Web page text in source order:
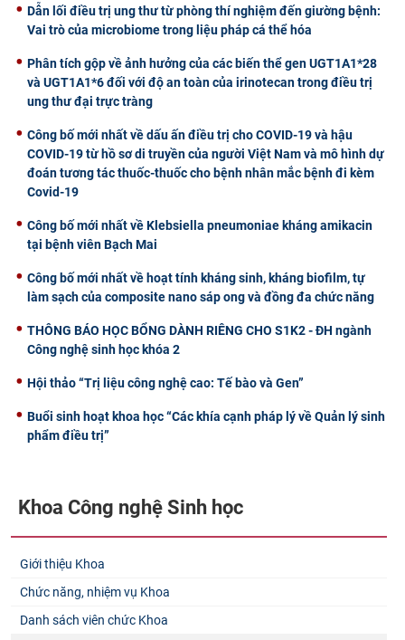
Dẫn lối điều trị ung thư từ phòng thí nghiệm đến giường bệnh:
Vai trò của microbiome trong liệu pháp cá thể hóa
Phân tích gộp về ảnh hưởng của các biến thể gen UGT1A1*28
và UGT1A1*6 đối với độ an toàn của irinotecan trong điều trị
ung thư đại trực tràng
Công bố mới nhất về dấu ấn điều trị cho COVID-19 và hậu
COVID-19 từ hồ sơ di truyền của người Việt Nam và mô hình dự
đoán tương tác thuốc-thuốc cho bệnh nhân mắc bệnh đi kèm
Covid-19
Công bố mới nhất về Klebsiella pneumoniae kháng amikacin
tại bệnh viên Bạch Mai
Công bố mới nhất về hoạt tính kháng sinh, kháng biofilm, tự
làm sạch của composite nano sáp ong và đồng đa chức năng
THÔNG BÁO HỌC BỔNG DÀNH RIÊNG CHO S1K2 - ĐH ngành
Công nghệ sinh học khóa 2
Hội thảo “Trị liệu công nghệ cao: Tế bào và Gen”
Buổi sinh hoạt khoa học “Các khía cạnh pháp lý về Quản lý sinh
phẩm điều trị”
Khoa Công nghệ Sinh học
Giới thiệu Khoa
Chức năng, nhiệm vụ Khoa
Danh sách viên chức Khoa